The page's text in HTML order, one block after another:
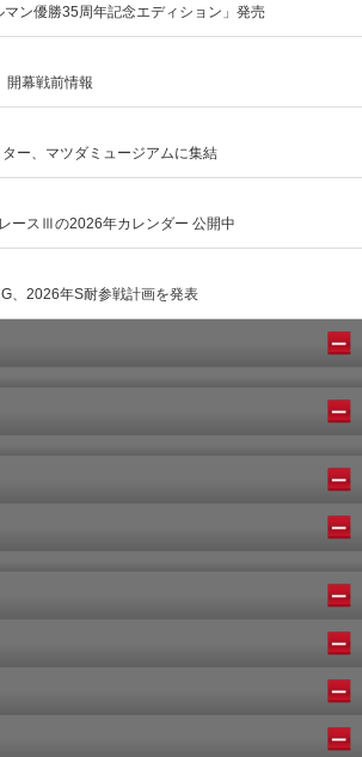
マン優勝35周年記念エディション」発売
開幕戦前情報
ー、マツダミュージアムに集結
ースⅢの2026年カレンダー 公開中
、2026年S耐参戦計画を発表